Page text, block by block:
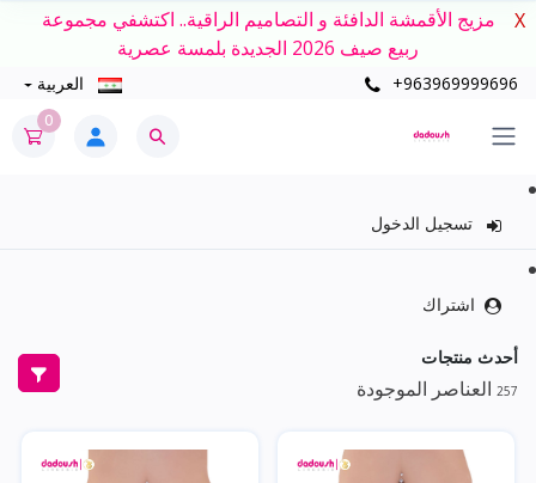
مزيج الأقمشة الدافئة و التصاميم الراقية.. اكتشفي مجموعة
ربيع صيف 2026 الجديدة بلمسة عصرية
X
+963969999696 العربية
0
تسجيل الدخول
اشتراك
أحدث منتجات
257 العناصر الموجودة